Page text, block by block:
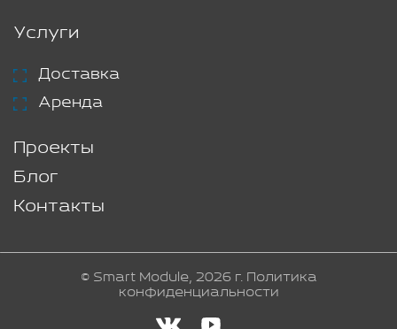
Услуги
Доставка
Аренда
Проекты
Блог
Контакты
© Smart Module, 2026 г. Политика
конфиденциальности